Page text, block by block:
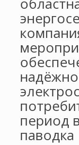
период
паводка